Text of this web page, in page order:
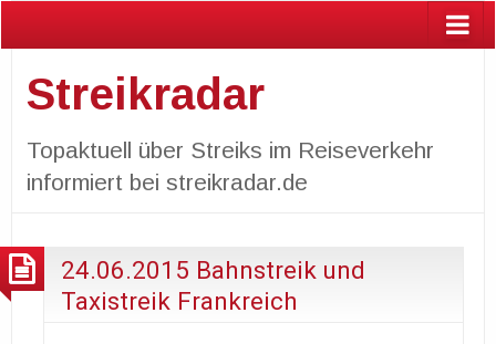
Streikradar
Topaktuell über Streiks im Reiseverkehr
informiert bei streikradar.de
24.06.2015 Bahnstreik und
Taxistreik Frankreich